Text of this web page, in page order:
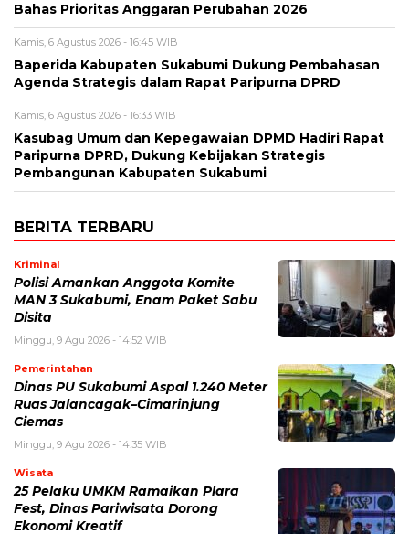
Bahas Prioritas Anggaran Perubahan 2026
Kamis, 6 Agustus 2026 - 16:45 WIB
Baperida Kabupaten Sukabumi Dukung Pembahasan
Agenda Strategis dalam Rapat Paripurna DPRD
Kamis, 6 Agustus 2026 - 16:33 WIB
Kasubag Umum dan Kepegawaian DPMD Hadiri Rapat
Paripurna DPRD, Dukung Kebijakan Strategis
Pembangunan Kabupaten Sukabumi
BERITA TERBARU
Kriminal
Polisi Amankan Anggota Komite
MAN 3 Sukabumi, Enam Paket Sabu
Disita
Minggu, 9 Agu 2026 - 14:52 WIB
Pemerintahan
Dinas PU Sukabumi Aspal 1.240 Meter
Ruas Jalancagak–Cimarinjung
Ciemas
Minggu, 9 Agu 2026 - 14:35 WIB
Wisata
25 Pelaku UMKM Ramaikan Plara
Fest, Dinas Pariwisata Dorong
Ekonomi Kreatif